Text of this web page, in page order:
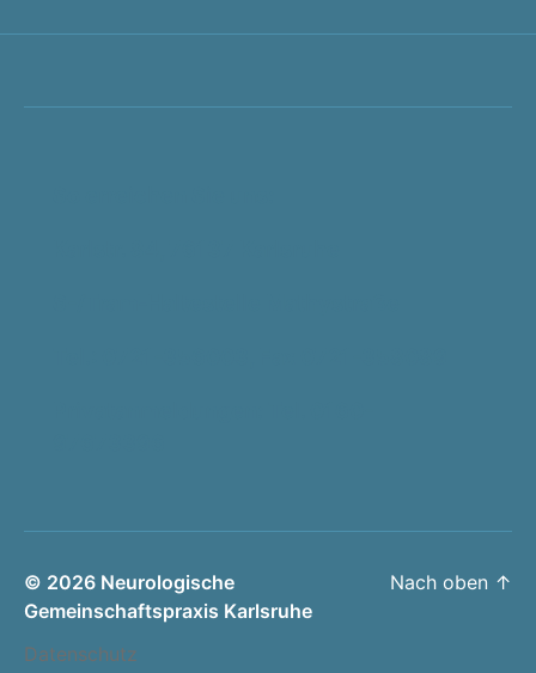
© 2026 Neurologische
Gemeinschaftspraxis Karlsruhe
Datenschutz
Nach oben ↑